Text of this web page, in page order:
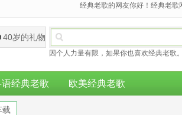
经典老歌的网友你好！经典老
40岁的礼物
因个人力量有限，如果你也喜欢经典老歌
语经典老歌 欧美经典老歌
载